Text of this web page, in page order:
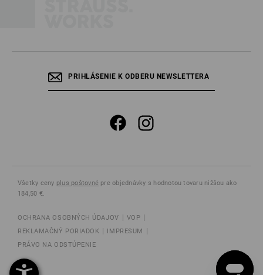
PRIHLÁSENIE K ODBERU NEWSLETTERA
Všetky ceny plus poštovné pre objednávky s hodnotou tovaru nižšou ako
184,50 €.
OCHRANA OSOBNÝCH ÚDAJOV
VOP
REKLAMAČNÝ PORIADOK
IMPRESUM
PRÁVO NA ODSTÚPENIE